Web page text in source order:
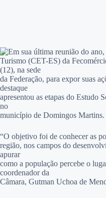
Em sua última reunião do
Turismo (CET-ES) da
(12), na sede
da Federação, para expor suas
destaque
apresentou as etapas do Estudo
no
município de Domingos Martins.
“O objetivo foi de conhecer as
região, nos campos do
apurar
como a população percebe o
coordenador da
Câmara, Gutman Uchoa de